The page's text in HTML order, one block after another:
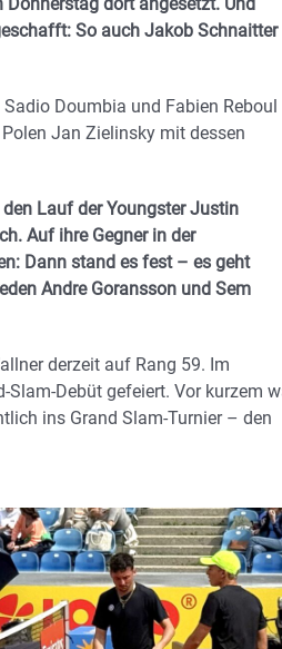
So auch Jakob Schnaitter
Doumbia und Fabien Reboul
Jan Zielinsky mit dessen
Lauf der Youngster Justin
Auf ihre Gegner in der
Dann stand es fest – es geht
Andre Goransson und Sem
derzeit auf Rang 59. Im
Debüt gefeiert. Vor kurzem
ins Grand Slam-Turnier – den